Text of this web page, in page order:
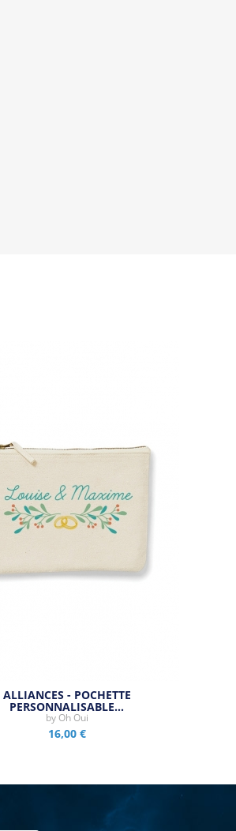
ALLIANCES - POCHETTE
PERSONNALISABLE…
by Oh Oui
16,00 €